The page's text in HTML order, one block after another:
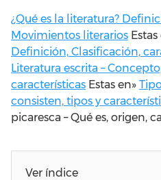
¿Qué es la literatura?
Movimientos literarios Estas
Definición, Clasificación,
Literatura escrita –
características Estas en»
consisten, tipos y
picaresca – Qué es, origen,
Ver índice